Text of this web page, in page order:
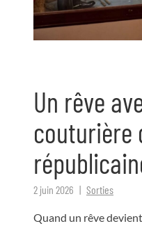
Un rêve
couturière
2 juin 2026 Sorties
Quand un rêve